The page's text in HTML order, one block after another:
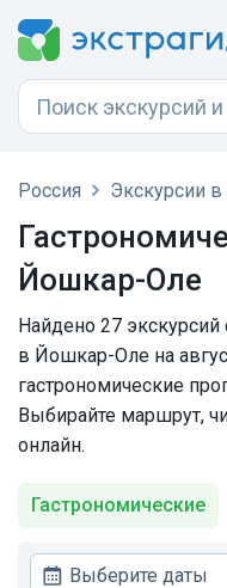
Россия Экскурсии
Йошкар-Оле
Найдено 27
в Йошкар-Оле на
гастрономические
Выбирайте маршрут,
онлайн.
Гастрономические
Выберите даты